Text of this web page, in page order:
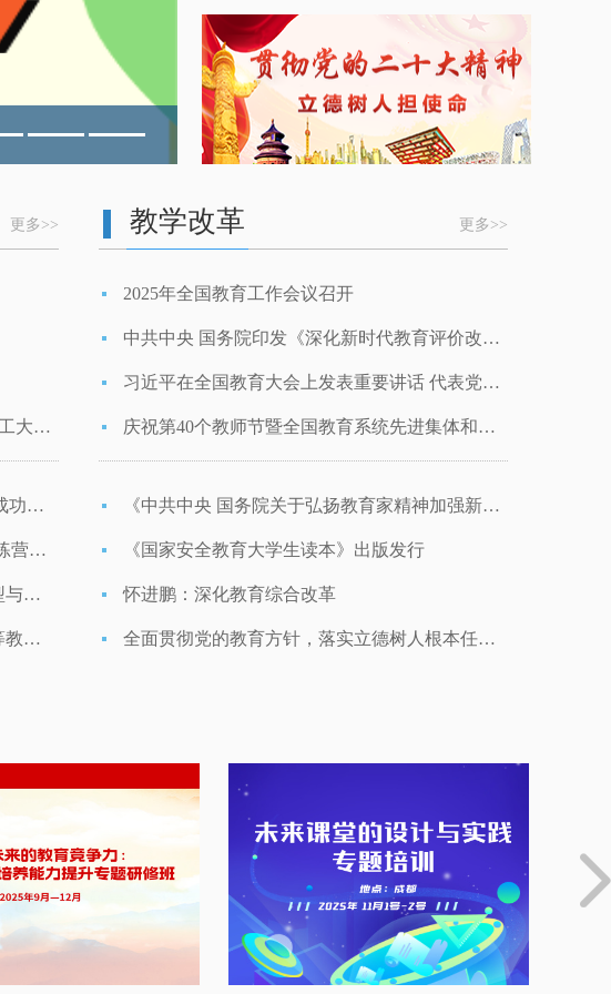
更多>>
2024年运动处方课程教学研修班 在大连理工大学成功举办
“职教金师”培育工作交流活动（山东站）成功举办
2024年高校青年教师科研能力提升暑期训练营在大连顺利举行
“大思政引领 数字化赋能——高等教育转型与升级”专题培训会7月19—21日在贵阳举办
欢迎参加“大思政引领 数字化赋能——高等教育转型与升级”专题培训
教学改革 更多>>
2025年全国教育工作会议召开
中共中央 国务院印发《深化新时代教育评价改革总体方案》
习近平在全国教育大会上发表重要讲话 代表党中央向全国广大教师和教育工作者致以节日祝贺和诚挚问候
庆祝第40个教师节暨全国教育系统先进集体和先进个人表彰活动在京举行
《中共中央 国务院关于弘扬教育家精神加强新时代高素质专业化教师队伍建设的意见》发布
《国家安全教育大学生读本》出版发行
怀进鹏：深化教育综合改革
全面贯彻党的教育方针，落实立德树人根本任务——习近平总书记重要指示为新时代思政课建设守正创新指明方向